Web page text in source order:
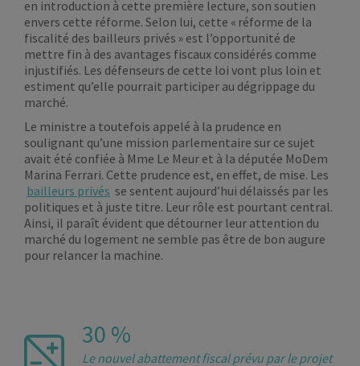
en introduction à cette première lecture, son soutien
envers cette réforme. Selon lui, cette « réforme de la
fiscalité des bailleurs privés » est l’opportunité de
mettre fin à des avantages fiscaux considérés comme
injustifiés. Les défenseurs de cette loi vont plus loin et
estiment qu’elle pourrait participer au dégrippage du
marché.
Le ministre a toutefois appelé à la prudence en
soulignant qu’une mission parlementaire sur ce sujet
avait été confiée à Mme Le Meur et à la députée MoDem
Marina Ferrari. Cette prudence est, en effet, de mise. Les
bailleurs privés se sentent aujourd’hui délaissés par les
politiques et à juste titre. Leur rôle est pourtant central.
Ainsi, il paraît évident que détourner leur attention du
marché du logement ne semble pas être de bon augure
pour relancer la machine.
30 %
Le nouvel abattement fiscal prévu par le projet